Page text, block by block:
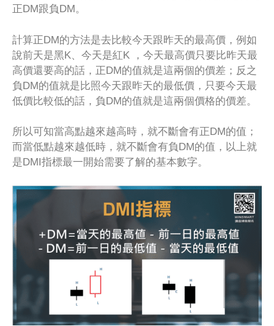
正DM跟負DM。
計算正DM的方法是去比較今天跟昨天的最高價，例如
說前天是黑K、今天是紅K ，今天最高價只要比昨天最
高價還要高的話，正DM的值就是這兩個的價差；反之
負DM的值就是比照今天跟昨天的最低價，只要今天最
低價比較低的話，負DM的值就是這兩個價格的價差。
所以可知當高點越來越高時，就不斷會有正DM的值；
而當低點越來越低時，就不斷會有負DM的值，以上就
是DMI指標最一開始需要了解的基本數字。